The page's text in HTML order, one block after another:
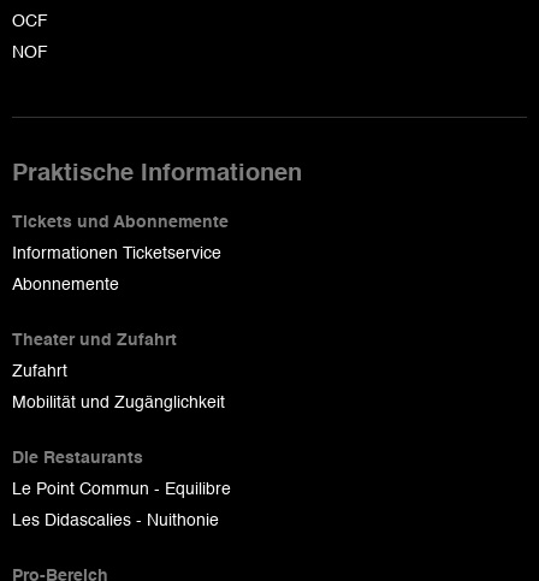
OCF
NOF
Praktische Informationen
Tickets und Abonnemente
Informationen Ticketservice
Abonnemente
Theater und Zufahrt
Zufahrt
Mobilität und Zugänglichkeit
Die Restaurants
Le Point Commun - Equilibre
Les Didascalies - Nuithonie
Pro-Bereich